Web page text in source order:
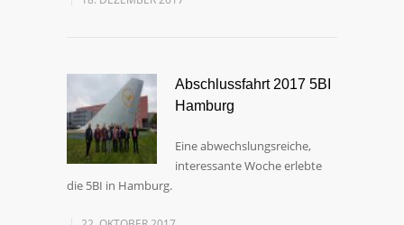
Abschlussfahrt 2017 5BI
Hamburg
Eine abwechslungsreiche,
interessante Woche erlebte
die 5BI in Hamburg.